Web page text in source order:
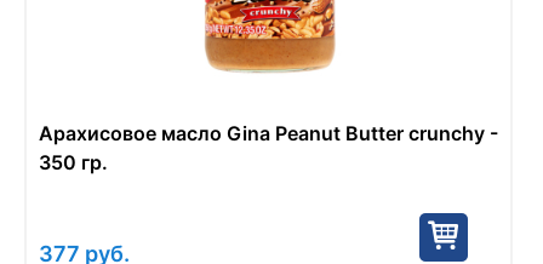
Арахисовое масло Gina Peanut Butter crunchy -
350 гр.
377 руб.